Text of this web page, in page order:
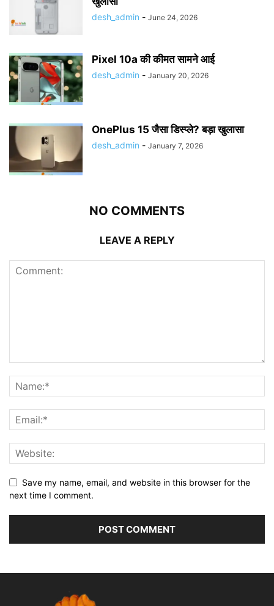
desh_admin - June 24, 2026
Pixel 10a की कीमत सामने आई
desh_admin - January 20, 2026
OnePlus 15 जैसा डिस्प्ले? बड़ा खुलासा
desh_admin - January 7, 2026
NO COMMENTS
LEAVE A REPLY
Save my name, email, and website in this browser for the
next time I comment.